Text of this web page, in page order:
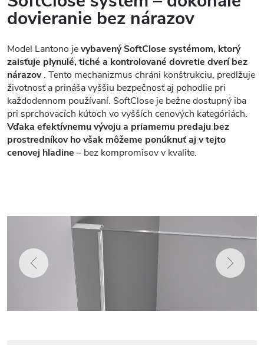
dovieranie bez nárazov
Model Lantono jevybavený SoftClose systémom, ktorý
zaisťuje plynulé, tiché a kontrolované dovretie dverí bez
nárazov. Tento mechanizmus chráni konštrukciu, predlžuje
životnosť a prináša vyššiu bezpečnosť aj pohodlie pri
každodennom používaní. SoftClose je bežne dostupný iba
pri sprchovacích kútoch vo vyšších cenových kategóriách.
Vďaka efektívnemu vývoju a priamemu predaju bez
prostredníkov ho však môžeme ponúknuť aj v tejto
cenovej hladine – bez kompromisov v kvalite.